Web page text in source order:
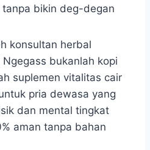
tanpa bikin deg-degan
konsultan herbal
bukanlah kopi
suplemen vitalitas cair
pria dewasa yang
dan mental tingkat
aman tanpa bahan